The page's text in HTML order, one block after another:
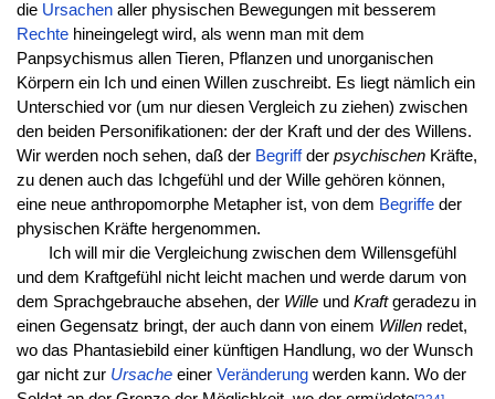
die Ursachenaller physischen Bewegungen mit besserem
Rechtehineingelegt wird, als wenn man mit dem
Panpsychismus allen Tieren, Pflanzen und unorganischen
Körpern ein Ich und einen Willen zuschreibt. Es liegt nämlich ein
Unterschied vor (um nur diesen Vergleich zu ziehen) zwischen
den beiden Personifikationen: der der Kraft und der des Willens.
Wir werden noch sehen, daß der Begriffder psychischenKräfte,
zu denen auch das Ichgefühl und der Wille gehören können,
eine neue anthropomorphe Metapher ist, von dem Begriffeder
physischen Kräfte hergenommen.
Ich will mir die Vergleichung zwischen dem Willensgefühl
und dem Kraftgefühl nicht leicht machen und werde darum von
dem Sprachgebrauche absehen, der Willeund Kraftgeradezu in
einen Gegensatz bringt, der auch dann von einem Willenredet,
wo das Phantasiebild einer künftigen Handlung, wo der Wunsch
gar nicht zur Ursacheeiner Veränderungwerden kann. Wo der